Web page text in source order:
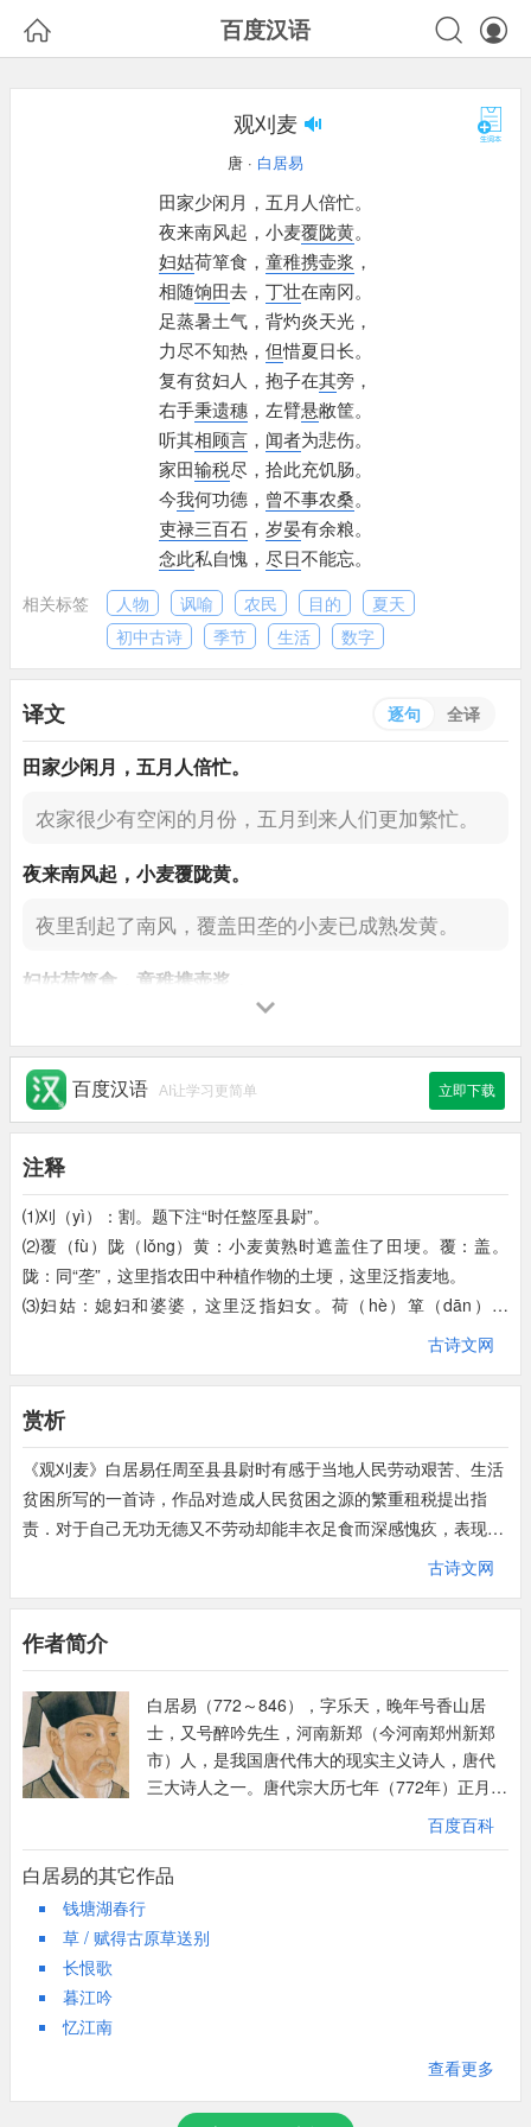
 百度汉语 

观刈麦
唐 · 白居易
田家少闲月， 五月人倍忙。
夜来南风起， 小麦覆陇黄。
妇姑荷箪食， 童稚携壶浆 ，
相随饷田去， 丁壮在南冈。
足蒸暑土气， 背灼炎天光，
力尽不知热， 但惜夏日长。
复有贫妇人， 抱子在其旁，
右手秉遗穗 ， 左臂悬敝筐。
听其相顾言 ， 闻者为悲伤。
家田输税尽， 拾此充饥肠。
今我何功德， 曾不事农桑。
吏禄三百石 ， 岁晏有余粮。
念此私自愧， 尽日不能忘。
相关标签 人物 讽喻 农民 目的
夏天
初中古诗
季节 生活 数字
译文 逐句 全译
田家少闲月， 五月人倍忙。
农家很少有空闲的月份， 五月到来人们更加繁忙。
夜来南风起， 小麦覆陇黄。
夜里刮起了南风， 覆盖田垄的小麦已成熟发黄。
妇姑荷箪食， 童稚携壶浆
相随饷田去，丁壮在南冈。
相互跟随着到田间送饭，收割小麦的男子都在南
冈。
足蒸暑土气，背灼炎天光，
他们双脚受地面的热气熏蒸，脊梁上烤晒着炎热的
阳光。
精疲力竭仿佛不知道天气炎热，
长。
复有贫妇人，抱子在其旁，
右手秉遗穗，左臂悬敝筐。
右手拾着遗落的麦穗，
听其 相顾言， 闻者为悲伤。
听她望着别人说话，听到的人都为她感到悲伤。
因为缴租纳税，家里的田地都已卖光，
穗充填饥肠。
何功德，
现在我有什么功劳德行，
产。
吏禄三百石，岁晏有余粮。
百度汉语 AI让学习更简单 立即下载
注释
⑴刈（yì）：割。题下注“时任盩厔县尉”。
⑵覆（fù）陇（lǒng）黄：小麦黄熟时遮盖住了田埂。覆：盖。
陇：同“垄”，这里指农田中种植作物的土埂，这里泛指麦地。
⑶妇姑：媳妇和婆婆，这里泛指妇女。荷（hè）箪（dān）食
（shí）：用竹篮盛的饭。荷：背负，肩担。箪食：装在竹篮里的
⑷童稚（zhì）携壶浆（jiāng）：小孩子提着用壶装的汤与水。
浆：古代一种略带酸味的饮品，有时也可以指米酒或汤。
⑸饷（xiǎng）田：给在田里劳动的人送饭。
⑹丁壮：青壮年男子。南冈（gāng）：地名。
⑺足蒸暑土气，背灼炎天光：双脚受地面热气熏蒸，脊背受炎热的
阳光烘烤。
⑼其：指代正在劳动的农民。傍：同“旁”。
⑽秉（bǐng）遗穗：拿着从田里拾取的麦穗。秉，拿着。遗，遗失
⑾悬：挎着。敝（bì）筐：破篮子。
⑿相顾言：互相看着诉说。顾：视，看。
⒀闻者：白居易自指。为（wèi）悲伤：为之悲伤（省略“之”）。
⒁输税（shuì）：缴纳租税。输，送达，引申为缴纳，献纳。
⒂我：指作者自己。
⒄吏（lì）禄（lù）三百石（dàn）：当时白居易任周至县尉，一年
的薪俸大约是三百石米。石：古代容量单位，十斗为一石（古时候
念dàn）。
⒅岁晏（yàn）：年底。晏，晚。
⒆念此：想到这些。
⒇尽日：整天，终日。
古诗文网
赏析
《观刈麦》白居易任周至县县尉时有感于当地人民劳动艰苦、生活
贫困所写的一首诗，作品对造成人民贫困之源的繁重租税提出指
责．对于自己无功无德又不劳动却能丰衣足食而深感愧疚，表现了
一个有良心的封建官吏的人道主义精神。这首诗作于唐宪宗元和二
里主管缉捕盗贼、征收捐税等事。正因为白居易主管此事；所以他
对劳动人民在这方面所受的灾难也知道得最清楚：诗人想到自己四
体不勤却饱食禄米，内心十分惭愧。于是直抒其事，表达了对劳动
人民的深切同情。
全诗分四层，第一层四句，交代时间及其环境气氛。"田家少闲
月，五月人倍忙"，下文要说的事情就发生"人倍忙"的五月。这两句
总领全篇，而且一开头就流露出了作者对劳动人民的同情；"夜来
南风起，小麦覆陇黄"，一派丰收景象，大画面是让人喜悦的。可
是谁又能想到在这丰收景象下农民的悲哀呢?
第二层八句，通过具体的一户人家来展现这"人倍忙"的收麦情景。
婆婆、儿媳妇担着饭篮子，小孙儿提着水壶，他们是去给地里干活
儿的男人们送饭的。男人天不亮就下地了；女人起床后先忙家务，
而后做饭；小孙子跟着奶奶、妈妈送饭时一齐到地里。她们是要在
饭后和男人们一道干下去的。你看这一家忙不忙呢?"足蒸暑土气，
背灼炎天光。力尽不知热，但惜夏日长。"这四句正面描写收麦劳
动。他们脸对着大地，背对着蓝天，下面如同笼蒸，上面如同火
记了炎热，因为这是"虎口夺粮"，时间必须抓紧呀！舍不得浪费。
古诗文网
作者简介
白居易（772～846），字乐天，晚年号香山居
士，又号醉吟先生，河南新郑（今河南郑州新郑
市）人，是我国唐代伟大的现实主义诗人，唐代
三大诗人之一。唐代宗大历七年（772年）正月，
白居易出生于郑州新郑东郭宅（今新郑市东郭寺
村）。白氏祖籍山西太原，白居易本人就出生于
河南新郑。卒后葬于河南洛阳，白居易故居纪念
形式多样，语言平易通俗，有“诗魔”和“诗王”之
歌诗合为事而作”与元稹交好并称元白，晚年多与
百度百科
白居易的其它作品
钱塘湖春行
草 / 赋得古原草送别
长恨歌
暮江吟
忆江南
查看更多